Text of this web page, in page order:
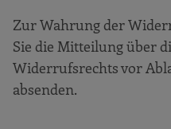
Zur Wahrung der
Sie die Mitteilung über
Widerrufsrechts vor
absenden.